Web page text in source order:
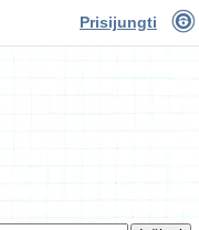
Prisijungti